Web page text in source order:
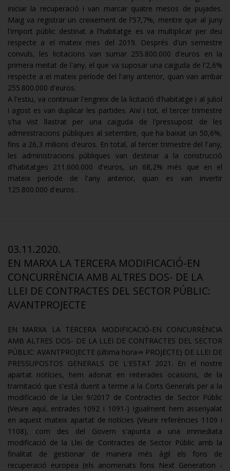
iniciar la recuperació i van marcar quatre mesos de pujades.
Maig va registrar un creixement de l'57,7%, mentre que al juny
l'import públic destinat a l'habitatge es va multiplicar per deu
respecte a el mateix mes del 2019. Després d'un semestre
convuls, les licitacions van sumar 255.800.000 d'euros en la
primera meitat de l'any, el que va suposar una caiguda de l'2,6%
respecte a el mateix període del l'any anterior, quan van arribar
255.800.000 d'euros.
A l'estiu, va continuar l'engreix de la licitació d'habitatge i al juliol
i agost es van duplicar les partides. Així i tot, el tercer trimestre
s'ha vist llastrat per una caiguda de l'pressupost de les
administracions públiques al setembre, que ha baixat un 50,6%,
fins a 26,3 milions d'euros. En total, al tercer trimestre del l'any,
les administracions públiques van destinar a la construcció
d'habitatges 211.600.000 d'euros, un 68,2% més que en el
mateix període de l'any anterior, quan es van invertir
125.800.000 d'euros .
03.11.2020.
EN MARXA LA TERCERA MODIFICACIÓ-EN
CONCURRÈNCIA AMB ALTRES DOS- DE LA
LLEI DE CONTRACTES DEL SECTOR PÚBLIC:
AVANTPROJECTE
EN MARXA LA TERCERA MODIFICACIÓ-EN CONCURRÈNCIA
AMB ALTRES DOS- DE LA LLEI DE CONTRACTES DEL SECTOR
PÚBLIC: AVANTPROJECTE (última hora⇒ PROJECTE) DE LLEI DE
PRESSUPOSTOS GENERALS DE L'ESTAT 2021. En el nostre
apartat notícies, hem adonat en reiterades ocasions, de la
tramitació que s'està duent a terme a la Corts Generals per a la
modificació de la Llei 9/2017 de Contractes de Sector Públic
(Veure aquí, entrades 1092 i 1091-) Igualment hem assenyalat
en aquest mateix apartat de notícies (Veure referències 1109 i
1108), com des del Govern s'apunta a una immediata
modificació de la Llei de Contractes de Sector Públic amb la
finalitat de gestionar de manera més àgil els fons de
recuperació europea (els anomenats fons Next Generation -